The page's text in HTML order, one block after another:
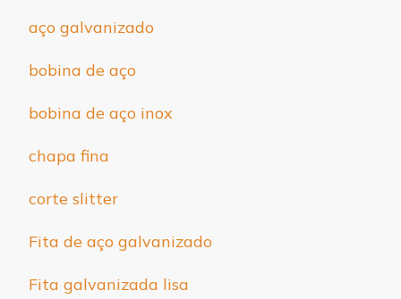
aço galvanizado
bobina de aço
bobina de aço inox
chapa fina
corte slitter
Fita de aço galvanizado
Fita galvanizada lisa